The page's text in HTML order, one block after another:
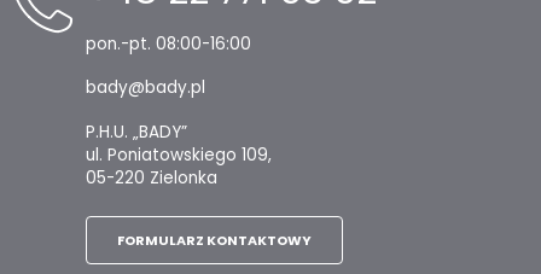
pon.-pt. 08:00-16:00
bady@bady.pl
P.H.U. „BADY”
ul. Poniatowskiego 109,
05-220 Zielonka
FORMULARZ KONTAKTOWY